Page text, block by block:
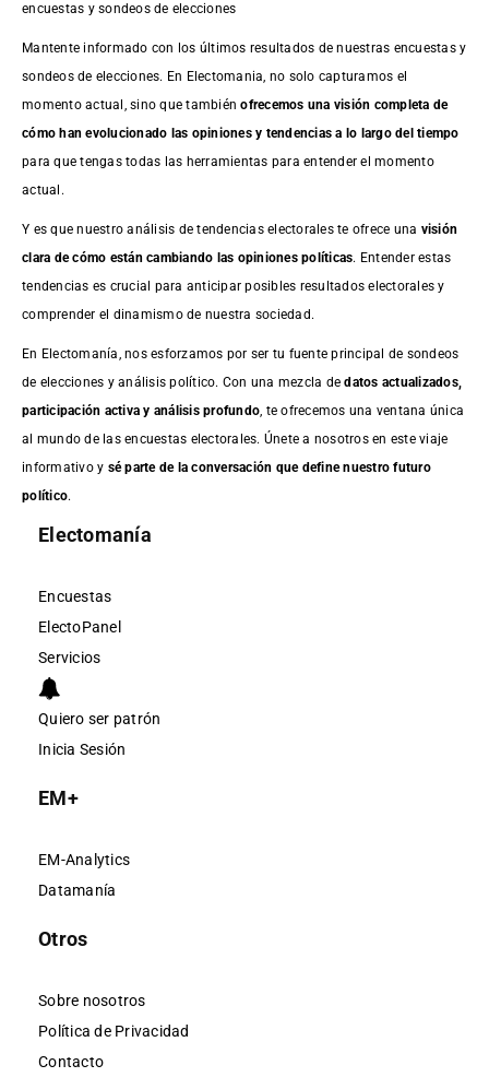
encuestas y sondeos de elecciones
Mantente informado con los últimos resultados de nuestras encuestasy
sondeos de elecciones. En Electomania, no solo capturamos el
momento actual, sino que tambiénofrecemos una visión completa de
cómo han evolucionado las opiniones y tendencias a lo largo del tiempo
para que tengas todas las herramientas para entender el momento
actual.
Y es que nuestro análisis de tendencias electorales te ofrece una visión
clara de cómo están cambiando las opiniones políticas. Entender estas
tendencias es crucial para anticipar posibles resultados electorales y
comprender el dinamismo de nuestra sociedad.
En Electomanía, nos esforzamos por ser tu fuente principal de sondeos
de elecciones y análisis político. Con una mezcla dedatos actualizados,
participación activa y análisis profundo, te ofrecemos una ventana única
al mundo de las encuestas electorales. Únete a nosotros en este viaje
informativo y sé parte de la conversación que define nuestro futuro
político.
Electomanía
Encuestas
ElectoPanel
Servicios
Quiero ser patrón
Inicia Sesión
EM+
EM-Analytics
Datamanía
Otros
Sobre nosotros
Política de Privacidad
Contacto